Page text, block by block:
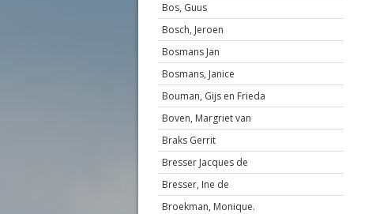
Bos, Guus
Bosch, Jeroen
Bosmans Jan
Bosmans, Janice
Bouman, Gijs en Frieda
Boven, Margriet van
Braks Gerrit
Bresser Jacques de
Bresser, Ine de
Broekman, Monique.